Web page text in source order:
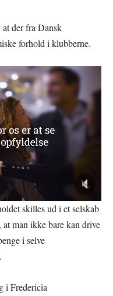
der fra Dansk
forhold i klubberne.
skilles ud i et selskab
at man ikke bare kan drive
i selve
i Fredericia